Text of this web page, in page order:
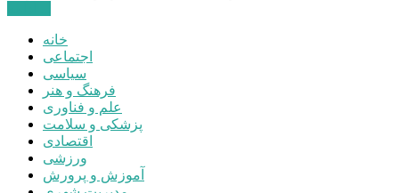
خانه
اجتماعی
سیاسی
فرهنگ و هنر
علم و فناوری
پزشکی و سلامت
اقتصادی
ورزشی
آموزش و پرورش